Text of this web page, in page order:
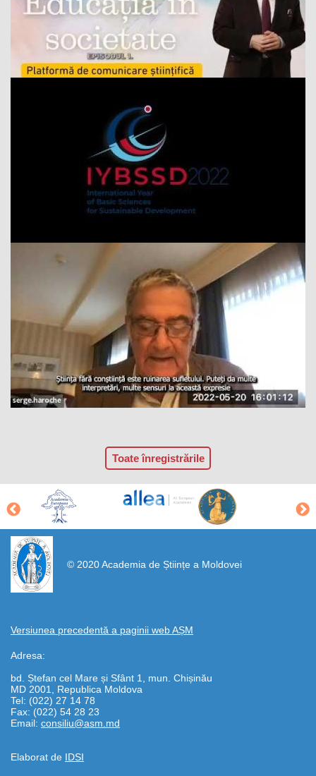
Toate înregistrările
© 2020 Academia de Științe a Moldovei
Versiunea precedentă a paginii web AȘM
Adresa:
bd. Ștefan cel Mare și Sfânt 1, mun. Chișinău
MD 2001, Republica Moldova
Tel: (022) 27 14 78
Fax: (022) 54 28 23
Email: consiliu@asm.md
Elaborat de IDSI
https://propletenie.ru/